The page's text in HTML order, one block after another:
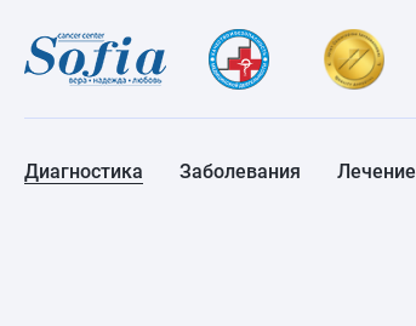
Диагностика Заболевания Лечение